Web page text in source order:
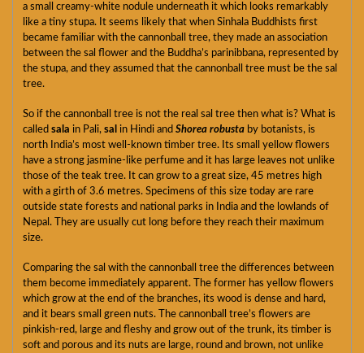
a small creamy-white nodule underneath it which looks remarkably
like a tiny stupa. It seems likely that when Sinhala Buddhists first
became familiar with the cannonball tree, they made an association
between the sal flower and the Buddha’s parinibbana, represented by
the stupa, and they assumed that the cannonball tree must be the sal
tree.
So if the cannonball tree is not the real sal tree then what is? What is
called sala in Pali, sal in Hindi and Shorea robusta by botanists, is
north India’s most well-known timber tree. Its small yellow flowers
have a strong jasmine-like perfume and it has large leaves not unlike
those of the teak tree. It can grow to a great size, 45 metres high
with a girth of 3.6 metres. Specimens of this size today are rare
outside state forests and national parks in India and the lowlands of
Nepal. They are usually cut long before they reach their maximum
size.
Comparing the sal with the cannonball tree the differences between
them become immediately apparent. The former has yellow flowers
which grow at the end of the branches, its wood is dense and hard,
and it bears small green nuts. The cannonball tree’s flowers are
pinkish-red, large and fleshy and grow out of the trunk, its timber is
soft and porous and its nuts are large, round and brown, not unlike